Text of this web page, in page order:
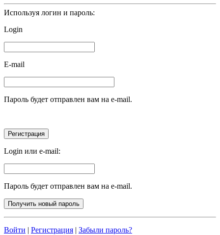
Используя логин и пароль:
Login
E-mail
Пароль будет отправлен вам на e-mail.
Login или e-mail:
Пароль будет отправлен вам на e-mail.
Войти | Регистрация | Забыли пароль?